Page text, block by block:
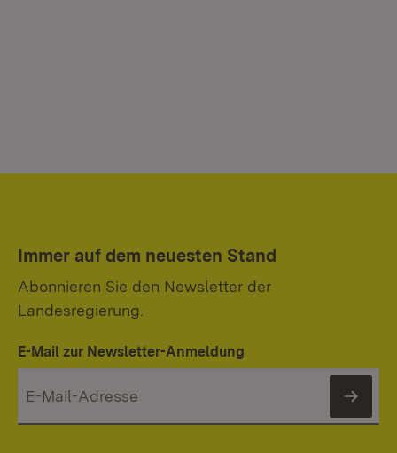
Immer auf dem neuesten Stand
Abonnieren Sie den Newsletter der
Landesregierung.
E-Mail zur Newsletter-Anmeldung